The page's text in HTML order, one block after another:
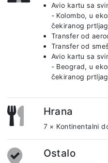
Avio kartu sa
- Kolombo, u
čekiranog
Transfer od
Transfer od
Avio kartu sa
- Beograd, u
čekiranog
Hrana
7 × Kontinentalni
Ostalo